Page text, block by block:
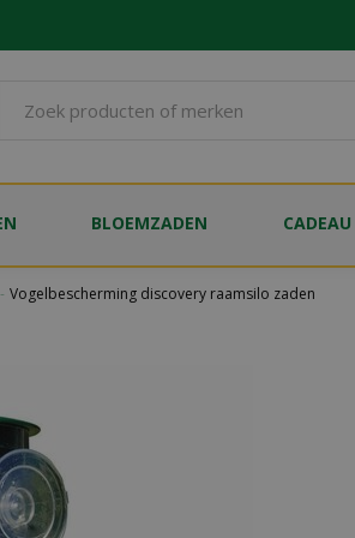
Vogelbescherming discovery raamsilo zaden
BLOEMZADEN